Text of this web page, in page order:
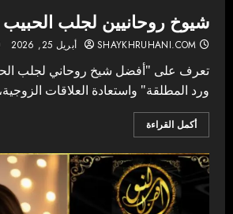
شيوخ روحانيين لجلب
SHAYKHRUHANI.COM أبريل 25, 2026
تعرف على "أفضل شيخ روحاني لجلب
ورد المطلقة" واستعادة العلاقات
أكمل القراءة